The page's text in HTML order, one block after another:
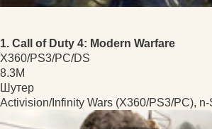
1. Call of Duty 4: Modern Warfare
X360/PS3/PC/DS
8.3M
Шутер
Activision/Infinity Wars (X360/PS3/PC),